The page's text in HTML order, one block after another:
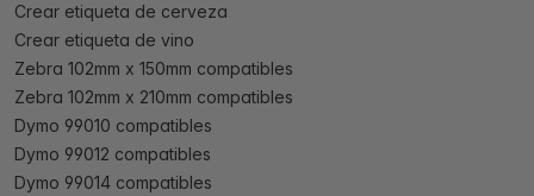
Crear etiqueta de cerveza
Crear etiqueta de vino
Zebra 102mm x 150mm compatibles
Zebra 102mm x 210mm compatibles
Dymo 99010 compatibles
Dymo 99012 compatibles
Dymo 99014 compatibles